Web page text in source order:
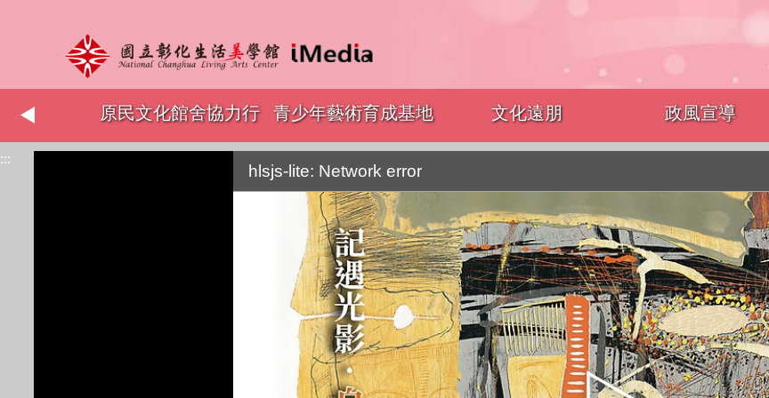
表揚 原民文化館舍協力行 青少年藝術育成基地 文化遠朋 政風宣導
:::
hlsjs-lite: Network error